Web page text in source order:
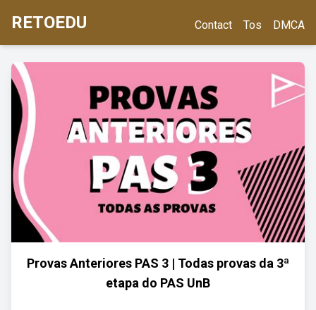
RETOEDU Contact Tos DMCA
Provas Anteriores PAS 3 | Todas provas da 3ª
etapa do PAS UnB